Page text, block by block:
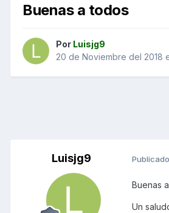
Buenas a todos
Por Luisjg9
20 de Noviembre del 2018
Luisjg9 Publicado
Buenas
Un